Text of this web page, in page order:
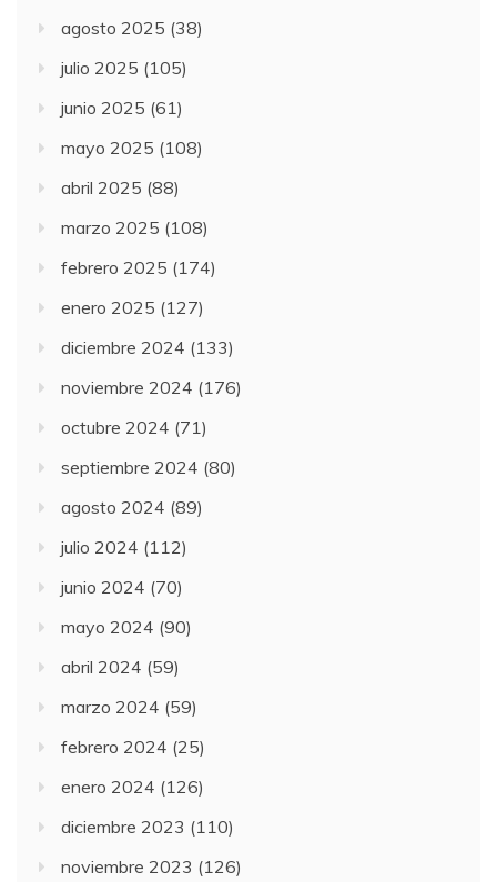
agosto 2025 (38)
julio 2025 (105)
junio 2025 (61)
mayo 2025 (108)
abril 2025 (88)
marzo 2025 (108)
febrero 2025 (174)
enero 2025 (127)
diciembre 2024 (133)
noviembre 2024 (176)
octubre 2024 (71)
septiembre 2024 (80)
agosto 2024 (89)
julio 2024 (112)
junio 2024 (70)
mayo 2024 (90)
abril 2024 (59)
marzo 2024 (59)
febrero 2024 (25)
enero 2024 (126)
diciembre 2023 (110)
noviembre 2023 (126)